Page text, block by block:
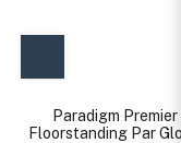
Paradigm
Floorstanding Par